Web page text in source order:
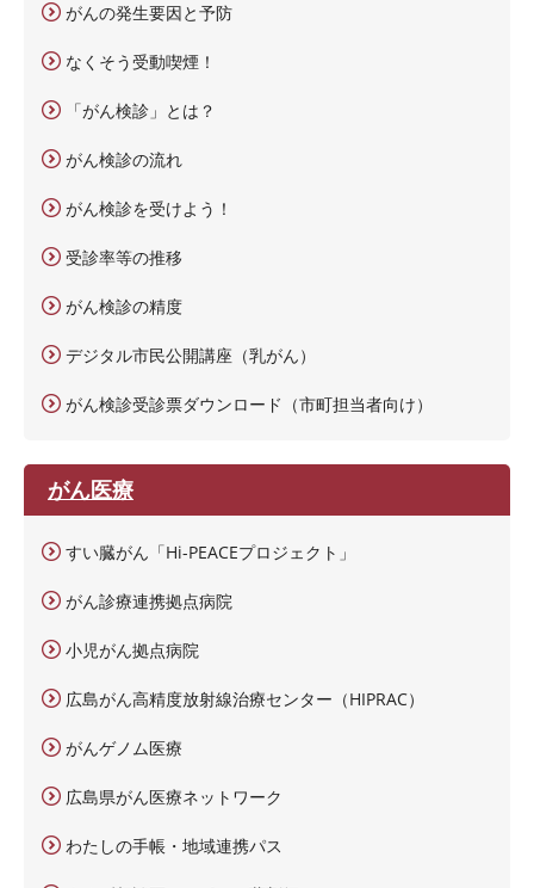
がんの発生要因と予防
なくそう受動喫煙！
「がん検診」とは？
がん検診の流れ
がん検診を受けよう！
受診率等の推移
がん検診の精度
デジタル市民公開講座（乳がん）
がん検診受診票ダウンロード（市町担当者向け）
がん医療
すい臓がん「Hi-PEACEプロジェクト」
がん診療連携拠点病院
小児がん拠点病院
広島がん高精度放射線治療センター（HIPRAC）
がんゲノム医療
広島県がん医療ネットワーク
わたしの手帳・地域連携パス